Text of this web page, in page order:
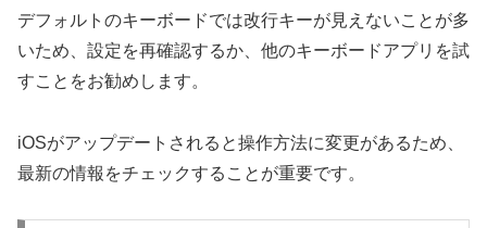
デフォルトのキーボードでは改行キーが見えないことが多
いため、設定を再確認するか、他のキーボードアプリを試
すことをお勧めします。
iOSがアップデートされると操作方法に変更があるため、
最新の情報をチェックすることが重要です。